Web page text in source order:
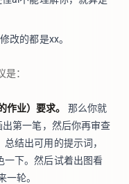
改的都是xx。
：
业）要求。
那么你就
第一笔，然后你再审查
结出可用的提示词，
一下。然后试着出图看
轮。